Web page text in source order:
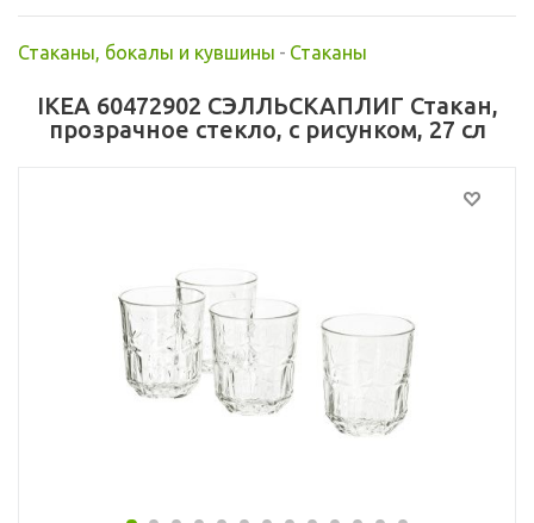
Стаканы, бокалы и кувшины - Стаканы
IKEA 60472902 СЭЛЛЬСКАПЛИГ Стакан,
прозрачное стекло, с рисунком, 27 сл